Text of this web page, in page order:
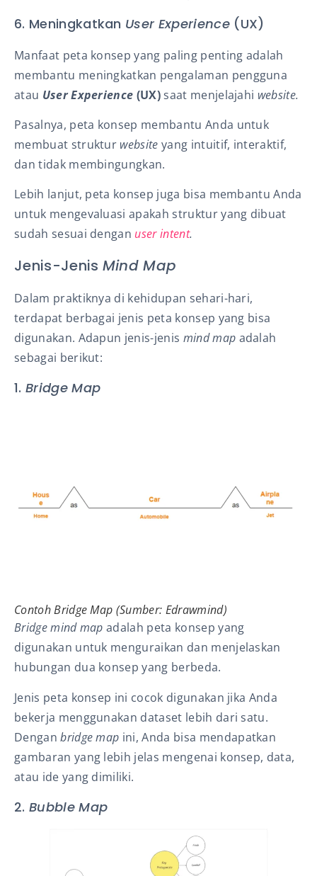
6. Meningkatkan User Experience(UX)
Manfaat peta konsep yang paling penting adalah
membantu meningkatkan pengalaman pengguna
atau User Experience (UX)saat menjelajahi website.
Pasalnya, peta konsep membantu Anda untuk
membuat struktur websiteyang intuitif, interaktif,
dan tidak membingungkan.
Lebih lanjut, peta konsep juga bisa membantu Anda
untuk mengevaluasi apakah struktur yang dibuat
sudah sesuai dengan user intent.
Jenis-Jenis Mind Map
Dalam praktiknya di kehidupan sehari-hari,
terdapat berbagai jenis peta konsep yang bisa
digunakan. Adapun jenis-jenis mind map adalah
sebagai berikut:
1. Bridge Map
Contoh Bridge Map (Sumber: Edrawmind)
Bridge mind mapadalah peta konsep yang
digunakan untuk menguraikan dan menjelaskan
hubungan dua konsep yang berbeda.
Jenis peta konsep ini cocok digunakan jika Anda
bekerja menggunakan dataset lebih dari satu.
Denganbridge map ini, Anda bisa mendapatkan
gambaran yang lebih jelas mengenai konsep, data,
atau ide yang dimiliki.
2. Bubble Map